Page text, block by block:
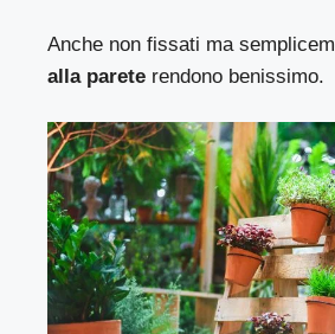
Anche non fissati ma
alla parete rendono benissimo.